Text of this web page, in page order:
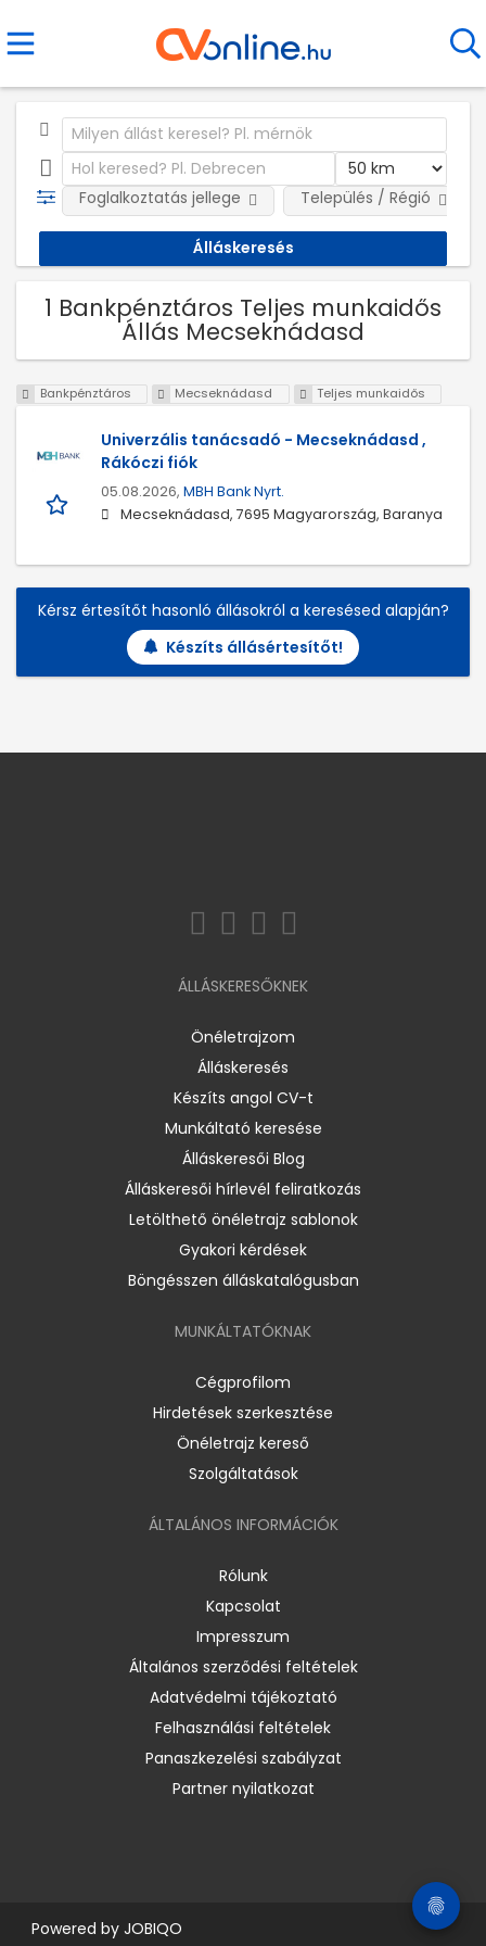
Foglalkoztatás jellege Település / Régió
1 Bankpénztáros Teljes munkaidős
Állás Mecseknádasd
Bankpénztáros Mecseknádasd Teljes munkaidős
Univerzális tanácsadó - Mecseknádasd ,
Rákóczi fiók
05.08.2026, MBH Bank Nyrt.
Mecseknádasd, 7695 Magyarország, Baranya
Kérsz értesítőt hasonló állásokról a keresésed alapján?
Készíts állásértesítőt!
ÁLLÁSKERESŐKNEK
Önéletrajzom
Álláskeresés
Készíts angol CV-t
Munkáltató keresése
Álláskeresői Blog
Álláskeresői hírlevél feliratkozás
Letölthető önéletrajz sablonok
Gyakori kérdések
Böngésszen álláskatalógusban
MUNKÁLTATÓKNAK
Cégprofilom
Hirdetések szerkesztése
Önéletrajz kereső
Szolgáltatások
ÁLTALÁNOS INFORMÁCIÓK
Rólunk
Kapcsolat
Impresszum
Általános szerződési feltételek
Adatvédelmi tájékoztató
Felhasználási feltételek
Panaszkezelési szabályzat
Partner nyilatkozat
Powered by JOBIQO